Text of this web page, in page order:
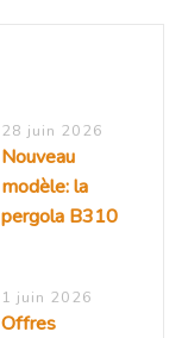
28 juin 2026
Nouveau
modèle: la
pergola B310
1 juin 2026
Offres